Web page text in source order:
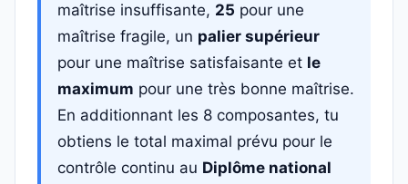
maîtrise insuffisante, 25 pour une
maîtrise fragile, un palier supérieur
pour une maîtrise satisfaisante et le
maximum pour une très bonne maîtrise.
En additionnant les 8 composantes, tu
obtiens le total maximal prévu pour le
contrôle continu au Diplôme national